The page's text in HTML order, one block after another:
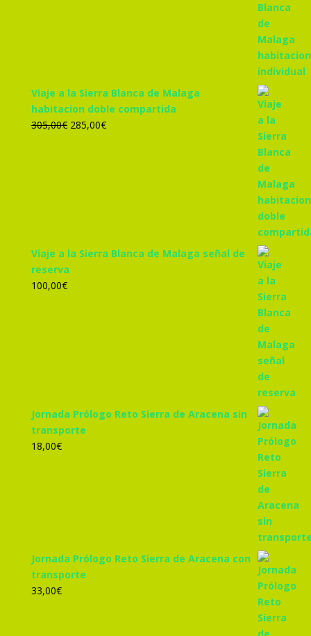
Viaje a la Sierra Blanca de Malaga
habitacion doble compartida
305,00€ El
285,00€El
Viaje a la Sierra Blanca de Malaga señal de
reserva
100,00€
Jornada Prólogo Reto Sierra de Aracena sin
transporte
18,00€
Jornada Prólogo Reto Sierra de Aracena con
transporte
33,00€